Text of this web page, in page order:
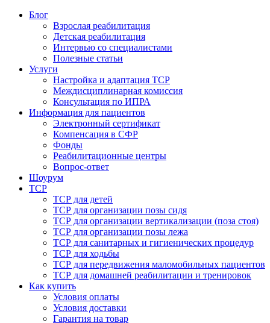
Блог
Взрослая реабилитация
Детская реабилитация
Интервью со специалистами
Полезные статьи
Услуги
Настройка и адаптация ТСР
Междисциплинарная комиссия
Консультация по ИПРА
Информация для пациентов
Электронный сертификат
Компенсация в СФР
Фонды
Реабилитационные центры
Вопрос-ответ
Шоурум
ТСР
ТСР для детей
ТСР для организации позы сидя
ТСР для организации вертикализации (поза стоя)
ТСР для организации позы лежа
ТСР для санитарных и гигиенических процедур
ТСР для ходьбы
ТСР для передвижения маломобильных пациентов
ТСР для домашней реабилитации и тренировок
Как купить
Условия оплаты
Условия доставки
Гарантия на товар